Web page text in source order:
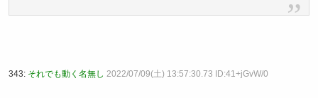
343: それでも動く名無し 2022/07/09(土) 13:57:30.73 ID:41+jGvW/0